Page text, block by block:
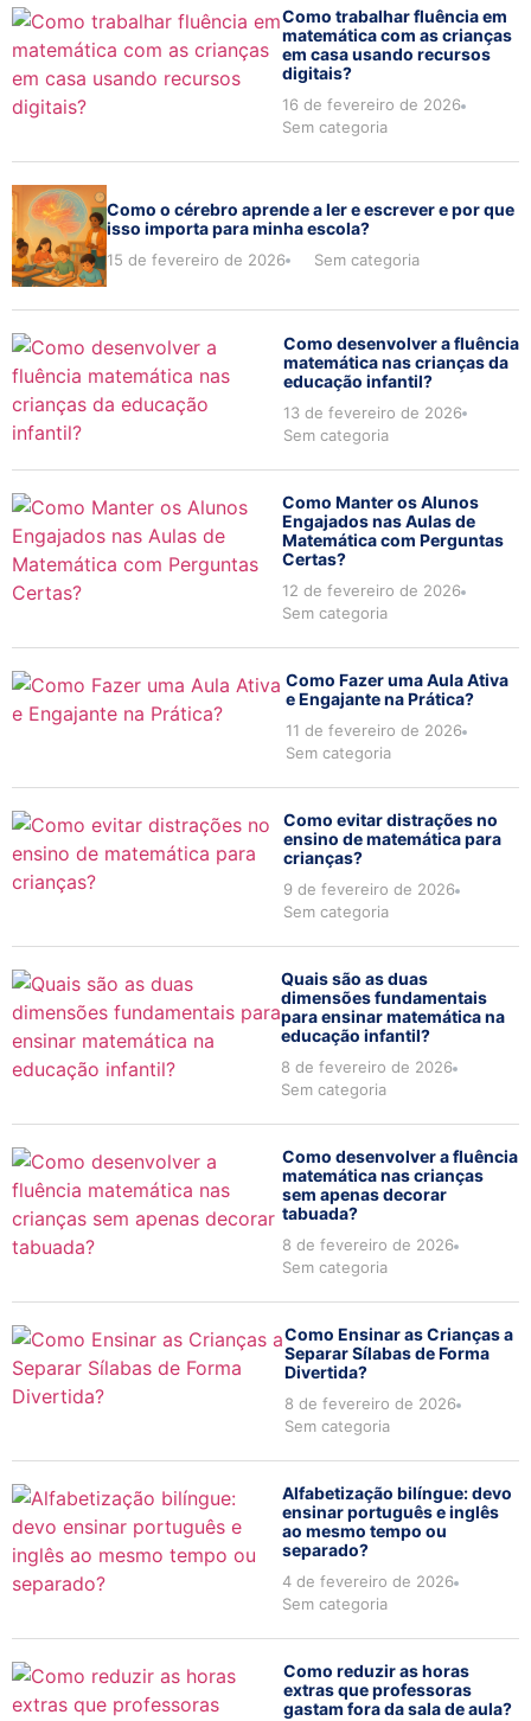
Como trabalhar fluência em
matemática com as crianças
em casa usando recursos
digitais?
16 de fevereiro de 2026
Sem categoria
Como o cérebro aprende a ler e escrever e por que
isso importa para minha escola?
15 de fevereiro de 2026 Sem categoria
Como desenvolver a fluência
matemática nas crianças da
educação infantil?
13 de fevereiro de 2026
Sem categoria
Como Manter os Alunos
Engajados nas Aulas de
Matemática com Perguntas
Certas?
12 de fevereiro de 2026
Sem categoria
Como Fazer uma Aula Ativa
e Engajante na Prática?
11 de fevereiro de 2026
Sem categoria
Como evitar distrações no
ensino de matemática para
crianças?
9 de fevereiro de 2026
Sem categoria
Quais são as duas
dimensões fundamentais
para ensinar matemática na
educação infantil?
8 de fevereiro de 2026
Sem categoria
Como desenvolver a fluência
matemática nas crianças
sem apenas decorar
tabuada?
8 de fevereiro de 2026
Sem categoria
Como Ensinar as Crianças a
Separar Sílabas de Forma
Divertida?
8 de fevereiro de 2026
Sem categoria
Alfabetização bilíngue: devo
ensinar português e inglês
ao mesmo tempo ou
separado?
4 de fevereiro de 2026
Sem categoria
Como reduzir as horas
extras que professoras
gastam fora da sala de aula?